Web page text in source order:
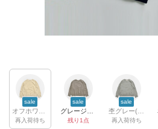
sale
再入荷待ち
sale
残り1点
sale
再入荷待ち